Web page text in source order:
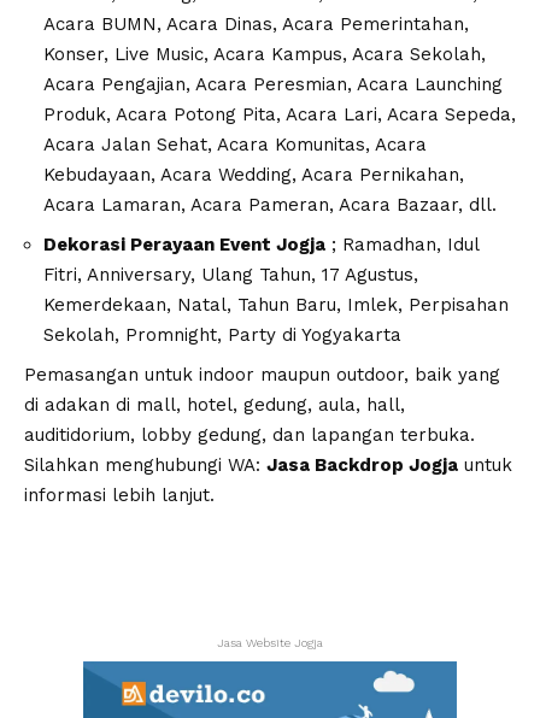
Acara BUMN, Acara Dinas, Acara Pemerintahan,
Konser, Live Music, Acara Kampus, Acara Sekolah,
Acara Pengajian, Acara Peresmian, Acara Launching
Produk, Acara Potong Pita, Acara Lari, Acara Sepeda,
Acara Jalan Sehat, Acara Komunitas, Acara
Kebudayaan, Acara Wedding, Acara Pernikahan,
Acara Lamaran, Acara Pameran, Acara Bazaar, dll.
Dekorasi Perayaan Event Jogja ; Ramadhan, Idul
Fitri, Anniversary, Ulang Tahun, 17 Agustus,
Kemerdekaan, Natal, Tahun Baru, Imlek, Perpisahan
Sekolah, Promnight, Party di Yogyakarta
Pemasangan untuk indoor maupun outdoor, baik yang
di adakan di mall, hotel, gedung, aula, hall,
auditidorium, lobby gedung, dan lapangan terbuka.
Silahkan menghubungi WA: Jasa Backdrop Jogja untuk
informasi lebih lanjut.
Jasa Website Jogja